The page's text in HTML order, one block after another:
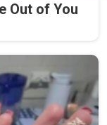
Out of You